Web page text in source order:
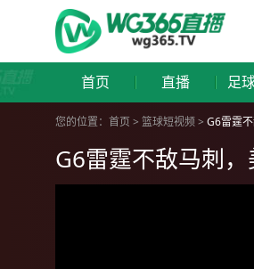
首页 直播 足
您的位置： 首页 > 篮球短视频> G6雷霆
G6雷霆不敌马刺